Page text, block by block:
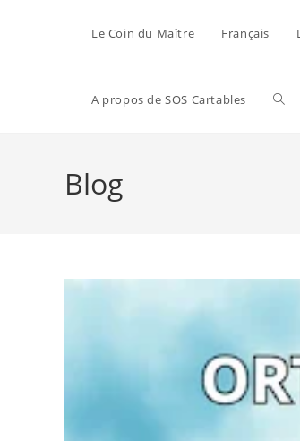
Le Coin du Maître Français
A propos de SOS Cartables
Blog